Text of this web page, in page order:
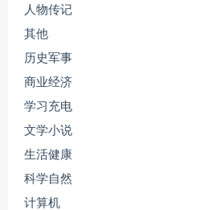
人物传记
其他
历史军事
商业经济
学习充电
文学小说
生活健康
科学自然
计算机